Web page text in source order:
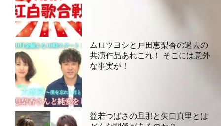
ムロツヨシと戸田恵梨香の過去の
共演作品あれこれ！ そこには意外
な事実が！
益若つばさの旦那と矢口真里とは